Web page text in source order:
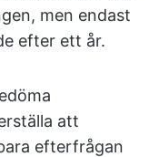
men endast
efter ett år.
att
efterfrågan